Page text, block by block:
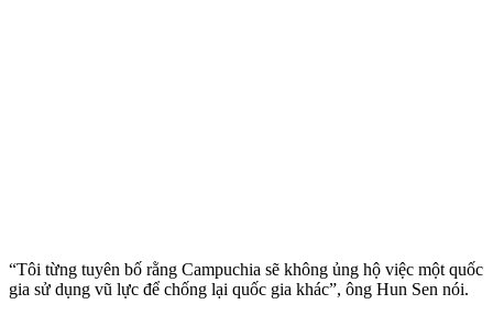
“Tôi từng tuyên bố rằng Campuchia sẽ không ủng hộ việc một quốc
gia sử dụng vũ lực để chống lại quốc gia khác”, ông Hun Sen nói.